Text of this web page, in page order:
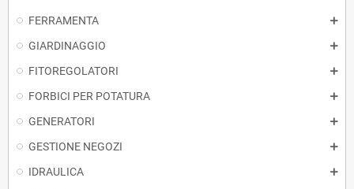
FERRAMENTA
GIARDINAGGIO
FITOREGOLATORI
FORBICI PER POTATURA
GENERATORI
GESTIONE NEGOZI
IDRAULICA